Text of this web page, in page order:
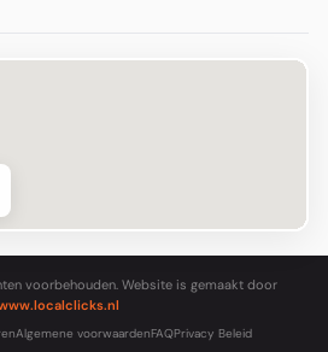
voorbehouden. Website is gemaakt door
Algemene voorwaardenFAQPrivacy Beleid